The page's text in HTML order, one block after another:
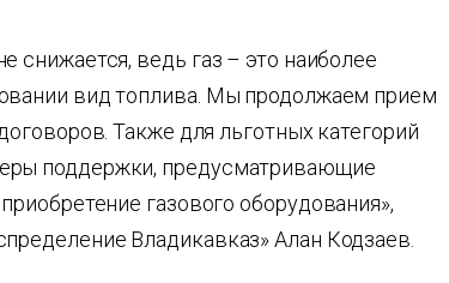
снижается, ведь газ – это наиболее
вид топлива. Мы продолжаем прием
Также для льготных категорий
поддержки, предусматривающие
газового оборудования»,
Владикавказ» Алан Кодзаев.